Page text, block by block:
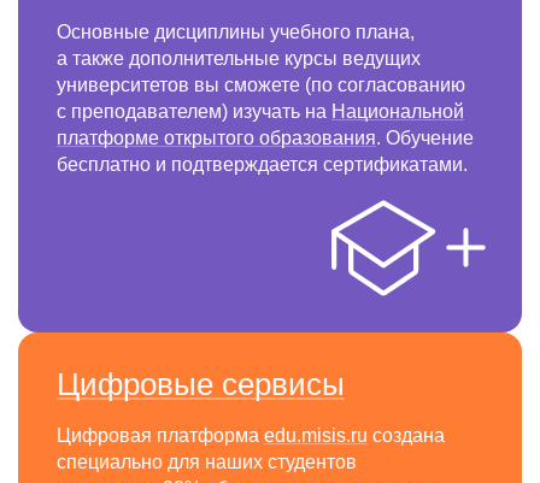
Основные дисциплины учебного плана,
а также дополнительные курсы ведущих
университетов вы сможете (по согласованию
с преподавателем) изучать на Национальной
платформе открытого образования. Обучение
бесплатно и подтверждается сертификатами.
Цифровые сервисы
Цифровая платформа edu.misis.ru создана
специально для наших студентов